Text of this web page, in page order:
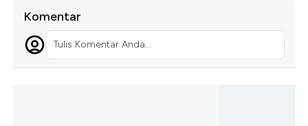
Komentar
Tulis Komentar Anda...